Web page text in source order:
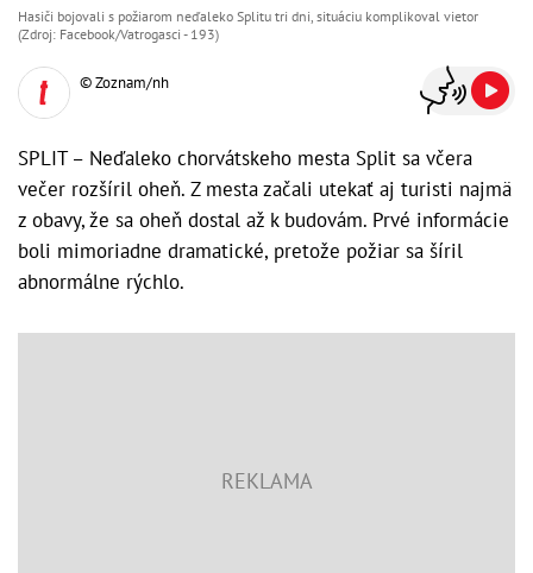
Hasiči bojovali s požiarom neďaleko Splitu tri dni, situáciu komplikoval vietor
(Zdroj: Facebook/Vatrogasci - 193)
© Zoznam/nh
SPLIT – Neďaleko chorvátskeho mesta Split sa včera
večer rozšíril oheň. Z mesta začali utekať aj turisti najmä
z obavy, že sa oheň dostal až k budovám. Prvé informácie
boli mimoriadne dramatické, pretože požiar sa šíril
abnormálne rýchlo.